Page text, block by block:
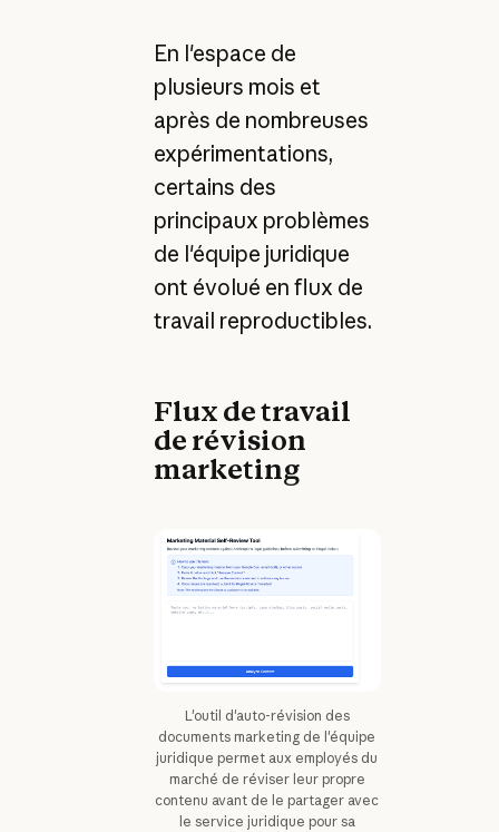
En l'espace de
plusieurs mois et
après de nombreuses
expérimentations,
certains des
principaux problèmes
de l'équipe juridique
ont évolué en flux de
travail reproductibles.
Flux de travail
de révision
marketing
L'outil d'auto-révision des
documents marketing de l'équipe
juridique permet aux employés du
marché de réviser leur propre
contenu avant de le partager avec
le service juridique pour sa